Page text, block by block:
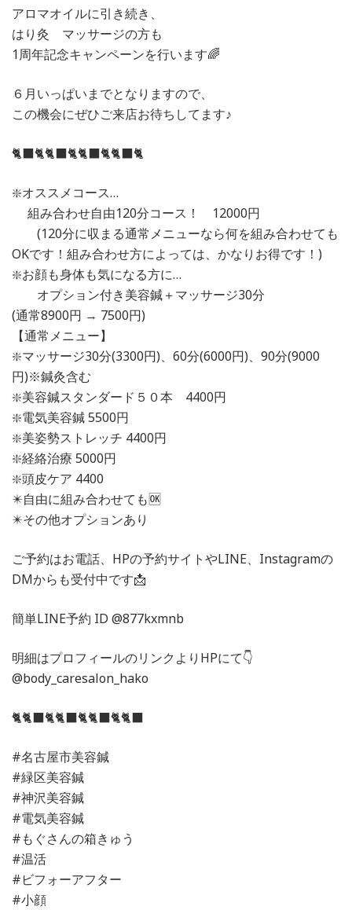
アロマオイルに引き続き、
はり灸 マッサージの方も
1周年記念キャンペーンを行います🌈
６月いっぱいまでとなりますので、
この機会にぜひご来店お待ちしてます♪
🐈‍⬛🐈🐈‍⬛🐈🐈‍⬛🐈🐈‍⬛🐈
❇️オススメコース…
組み合わせ自由120分コース！ 12000円
(120分に収まる通常メニューなら何を組み合わせても
OKです！組み合わせ方によっては、かなりお得です！)
❇️お顔も身体も気になる方に…
オプション付き美容鍼＋マッサージ30分
(通常8900円 → 7500円)
【通常メニュー】
❇️マッサージ30分(3300円)、60分(6000円)、90分(9000
円)※鍼灸含む
❇️美容鍼スタンダード５０本 4400円
❇️電気美容鍼 5500円
❇️美姿勢ストレッチ 4400円
❇️経絡治療 5000円
❇️頭皮ケア 4400
✴️自由に組み合わせても🆗
✴️その他オプションあり
ご予約はお電話、HPの予約サイトやLINE、Instagramの
DMからも受付中です📩
簡単LINE予約 ID @877kxmnb
明細はプロフィールのリンクよりHPにて👇
@body_caresalon_hako
🐈🐈‍⬛🐈🐈‍⬛🐈🐈‍⬛🐈🐈‍⬛
#名古屋市美容鍼
#緑区美容鍼
#神沢美容鍼
#電気美容鍼
#もぐさんの箱きゅう
#温活
#ビフォーアフター
#小顔